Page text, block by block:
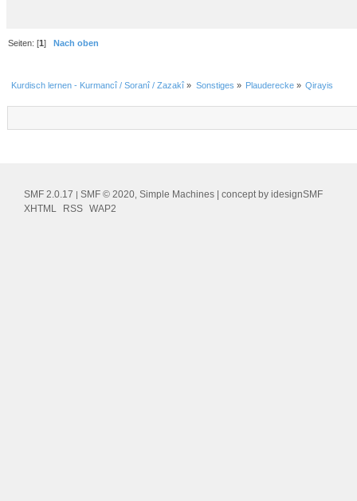
Seiten: [1]Nach oben
Kurdisch lernen - Kurmancî / Soranî / Zazakî » Sonstiges » Plauderecke» Qirayis
SMF 2.0.17 SMF © 2020 Simple Machines | concept by idesignSMF
XHTML
RSS WAP2